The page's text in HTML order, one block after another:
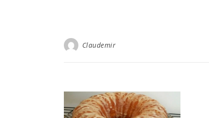
Claudemir